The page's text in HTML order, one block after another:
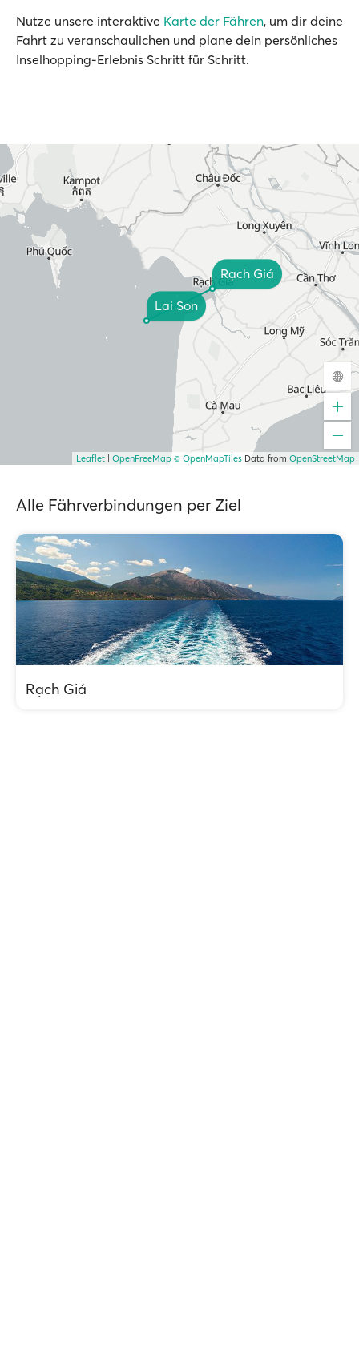
Nutze unsere interaktive Karte der Fähren, um dir deine
Fahrt zu veranschaulichen und plane dein persönliches
Inselhopping-Erlebnis Schritt für Schritt.
Rạch Giá
Lai Son
Leaflet OpenFreeMap © OpenMapTiles Data from OpenStreetMap
Alle Fährverbindungen per Ziel
Rạch Giá